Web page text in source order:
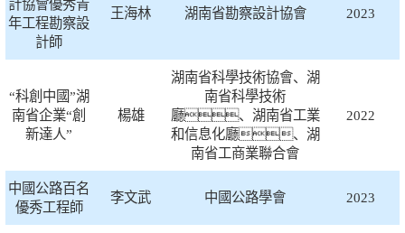
計協會優秀青
年工程勘察設
計師
王海林 湖南省勘察設計協會 2023
“科創中國”湖
南省企業“創
新達人”
楊雄
湖南省科學技術協會、湖
南省科學技術
廳、湖南省工業
和信息化廳、湖
南省工商業聯合會
2022
中國公路百名
優秀工程師
李文武 中國公路學會 2023